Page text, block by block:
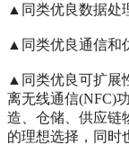
▲同类优良数据处
▲同类优良通信和
▲同类优良可扩展
离无线通信(NFC)
造、仓储、供应链
的理想选择，同时